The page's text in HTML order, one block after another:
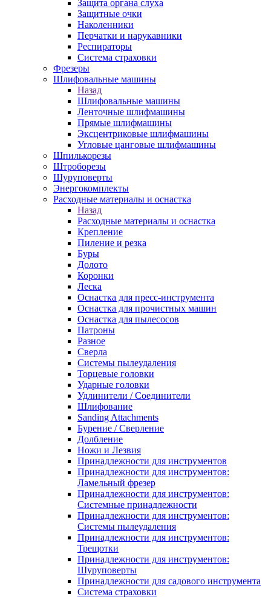
Защита органа слуха
Защитные очки
Наколенники
Перчатки и нарукавники
Респираторы
Система страховки
Фрезеры
Шлифовальные машины
Назад
Шлифовальные машины
Ленточные шлифмашины
Прямые шлифмашины
Эксцентриковые шлифмашины
Угловые цанговые шлифмашины
Шпилькорезы
Штроборезы
Шуруповерты
Энергокомплекты
Расходные материалы и оснастка
Назад
Расходные материалы и оснастка
Крепление
Пиление и резка
Буры
Долото
Коронки
Леска
Оснастка для пресс-инструмента
Оснастка для прочистных машин
Оснастка для пылесосов
Патроны
Разное
Сверла
Системы пылеудаления
Торцевые головки
Ударные головки
Удлинители / Соединители
Шлифование
Sanding Attachments
Бурение / Сверление
Долбление
Ножи и Лезвия
Принадлежности для инструментов
Принадлежности для инструментов:
Ламельный фрезер
Принадлежности для инструментов:
Системные принадлежности
Принадлежности для инструментов:
Системы пылеудаления
Принадлежности для инструментов:
Трещотки
Принадлежности для инструментов:
Шуруповерты
Принадлежности для садового инструмента
Система страховки